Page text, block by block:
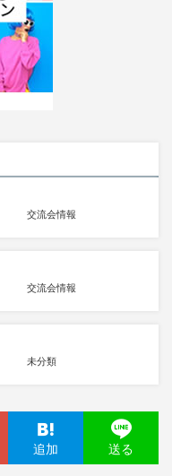
交流会情報
交流会情報
未分類
追加 送る